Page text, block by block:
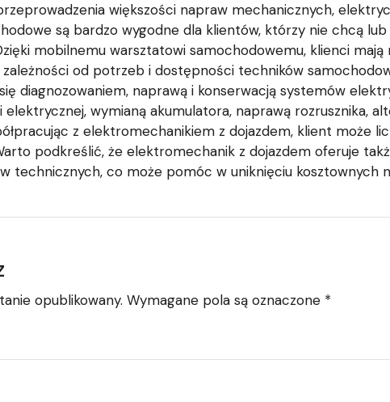
większości napraw mechanicznych,
są bardzo wygodne dla klientów, którzy nie chcą
mobilnemu warsztatowi samochodowemu, klienci
zależności od potrzeb i dostępności techników
diagnozowaniem, naprawą i konserwacją systemów
elektrycznej, wymianą akumulatora, naprawą rozrusznika,
z elektromechanikiem z dojazdem, klient może
podkreślić, że elektromechanik z dojazdem oferuje
technicznych, co może pomóc w uniknięciu kosztownych
opublikowany. Wymagane pola są oznaczone *